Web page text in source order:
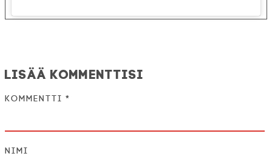
Lisää kommenttisi
Kommentti *
Nimi